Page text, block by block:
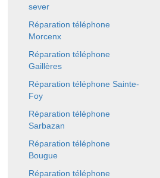
sever
Réparation téléphone
Morcenx
Réparation téléphone
Gaillères
Réparation téléphone Sainte-
Foy
Réparation téléphone
Sarbazan
Réparation téléphone
Bougue
Réparation téléphone